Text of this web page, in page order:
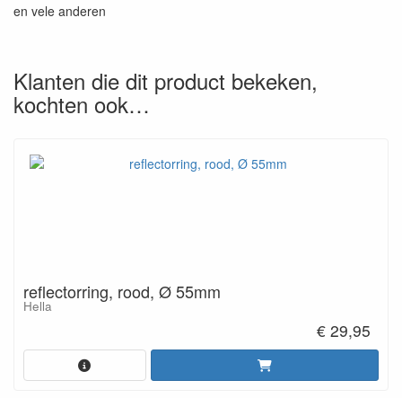
en vele anderen
Klanten die dit product bekeken,
kochten ook…
reflectorring, rood, Ø 55mm
Hella
€ 29,95